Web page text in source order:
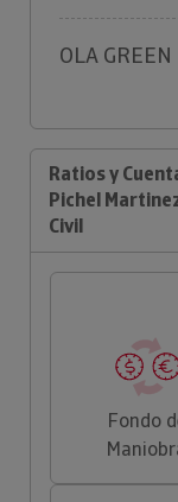
OLA GREEN
Ratios y
Pichel
Civil
Fondo